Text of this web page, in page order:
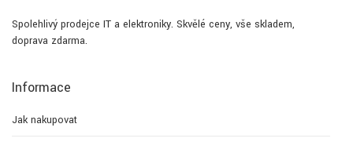
Spolehlivý prodejce IT a elektroniky. Skvělé ceny, vše skladem,
doprava zdarma.
Informace
Jak nakupovat